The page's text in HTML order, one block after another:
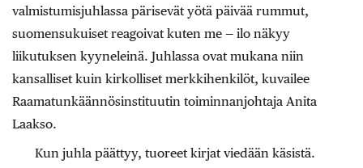
valmistumisjuhlassa pärisevät yötä päivää rummut,
suomensukuiset reagoivat kuten me — ilo näkyy
liikutuksen kyyneleinä. Juhlassa ovat mukana niin
kansalliset kuin kirkolliset merkkihenkilöt, kuvailee
Raamatunkäännösinstituutin toiminnanjohtaja Anita
Laakso.
Kun juhla päättyy, tuoreet kirjat viedään käsistä.